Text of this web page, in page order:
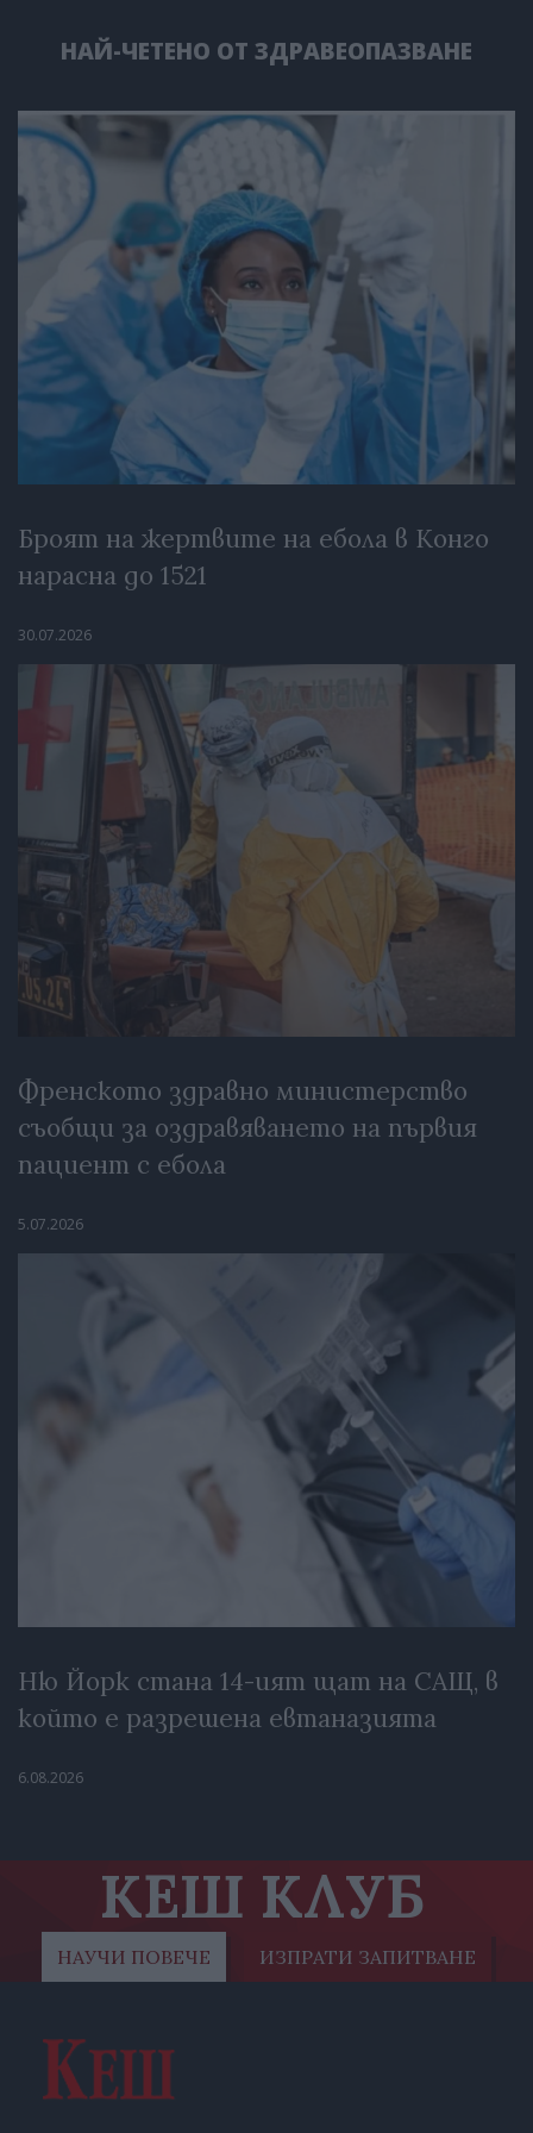
НАЙ-ЧЕТЕНО ОТ ЗДРАВЕОПАЗВАНЕ
Броят на жертвите на ебола в Конго
нарасна до 1521
30.07.2026
Френското здравно министерство
съобщи за оздравяването на първия
пациент с ебола
5.07.2026
Ню Йорк стана 14-ият щат на САЩ, в
който е разрешена евтаназията
6.08.2026
КЕШ КЛУБ
НАУЧИ ПОВЕЧЕ ИЗПРАТИ ЗАПИТВАНЕ